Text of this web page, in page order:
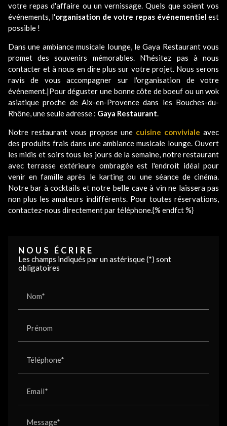
votre repas d'affaire ou un vernissage. Quels que soient vos
événements, l'organisation de votre repas événementiel est
possible !
Dans une ambiance musicale lounge, le Gaya Restaurant vous
promet des souvenirs mémorables. N'hésitez pas à nous
contacter et à nous en dire plus sur votre projet. Nous serons
ravis de vous accompagner sur l'organisation de votre
événement.|Pour déguster une bonne côte de boeuf ou un wok
asiatique proche de Aix-en-Provence dans les Bouches-du-
Rhône, une seule adresse : Gaya Restaurant
Notre restaurant vous propose une cuisine conviviale avec
des produits frais dans une ambiance musicale lounge. Ouvert
les midis et soirs tous les jours de la semaine, notre restaurant
avec terrasse extérieure ombragée est l'endroit idéal pour
venir en famille après le karting ou une séance de cinéma.
Notre bar à cocktails et notre belle cave à vin ne laissera pas
non plus les amateurs indifférents. Pour toutes réservations,
contactez-nous directement par téléphone.{% endfct %}
NOUS ÉCRIRE
Les champs indiqués par un astérisque (*) sont
obligatoires
Nom*
Prénom
Téléphone*
Email*
Message*